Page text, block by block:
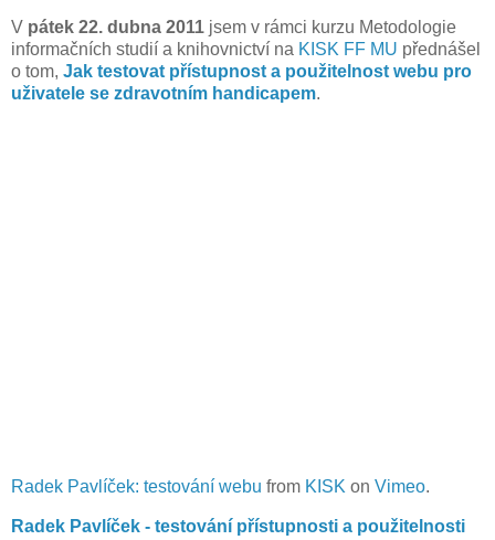
V pátek 22. dubna 2011 jsem v rámci kurzu Metodologie
informačních studií a knihovnictví na KISK FF MU přednášel
o tom, Jak testovat přístupnost a použitelnost webu pro
uživatele se zdravotním handicapem.
Radek Pavlíček: testování webu from KISK on Vimeo.
Radek Pavlíček - testování přístupnosti a použitelnosti